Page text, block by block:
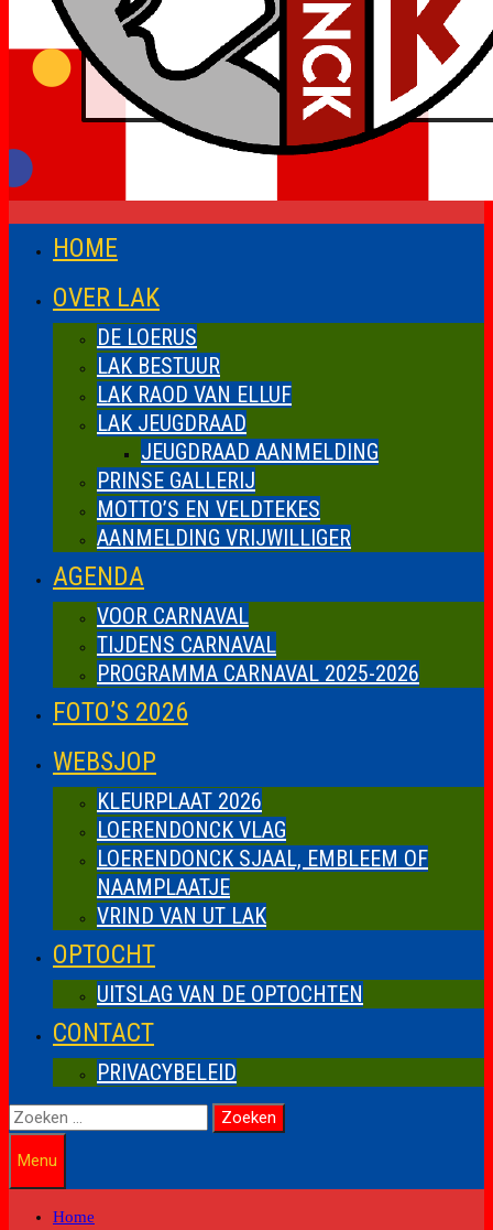
HOME
OVER LAK
DE LOERUS
LAK BESTUUR
LAK RAOD VAN ELLUF
LAK JEUGDRAAD
JEUGDRAAD AANMELDING
PRINSE GALLERIJ
MOTTO’S EN VELDTEKES
AANMELDING VRIJWILLIGER
AGENDA
VOOR CARNAVAL
TIJDENS CARNAVAL
PROGRAMMA CARNAVAL 2025-2026
FOTO’S 2026
WEBSJOP
KLEURPLAAT 2026
LOERENDONCK VLAG
LOERENDONCK SJAAL, EMBLEEM OF
NAAMPLAATJE
VRIND VAN UT LAK
OPTOCHT
UITSLAG VAN DE OPTOCHTEN
CONTACT
PRIVACYBELEID
Zoeken
naar:
Menu
Home